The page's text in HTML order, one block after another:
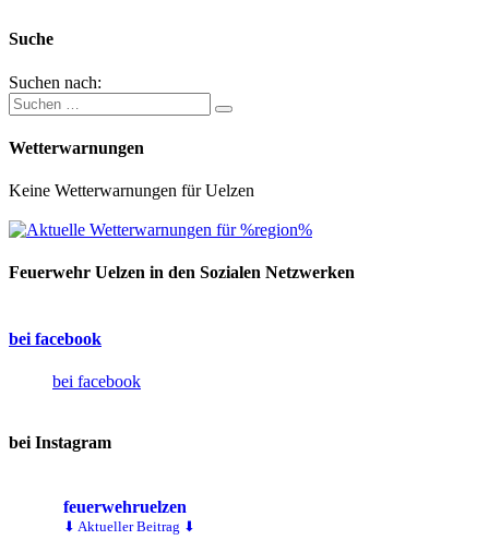
Suche
Suchen nach:
Wetterwarnungen
Keine Wetterwarnungen für Uelzen
Feuerwehr Uelzen in den Sozialen Netzwerken
bei facebook
bei facebook
bei Instagram
feuerwehruelzen
⬇ Aktueller Beitrag ⬇